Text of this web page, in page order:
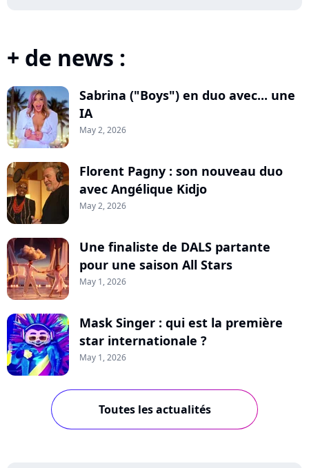
+ de news :
Sabrina ("Boys") en duo avec... une
IA
May 2, 2026
Florent Pagny : son nouveau duo
avec Angélique Kidjo
May 2, 2026
Une finaliste de DALS partante
pour une saison All Stars
May 1, 2026
Mask Singer : qui est la première
star internationale ?
May 1, 2026
Toutes les actualités